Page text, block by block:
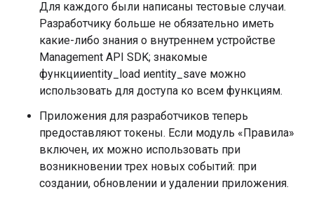
Для каждого были написаны тестовые случаи.
Разработчику больше не обязательно иметь
какие-либо знания о внутреннем устройстве
Management API SDK; знакомые
функцииentity_load иentity_save можно
использовать для доступа ко всем функциям.
Приложения для разработчиков теперь
предоставляют токены. Если модуль «Правила»
включен, их можно использовать при
возникновении трех новых событий: при
создании, обновлении и удалении приложения.